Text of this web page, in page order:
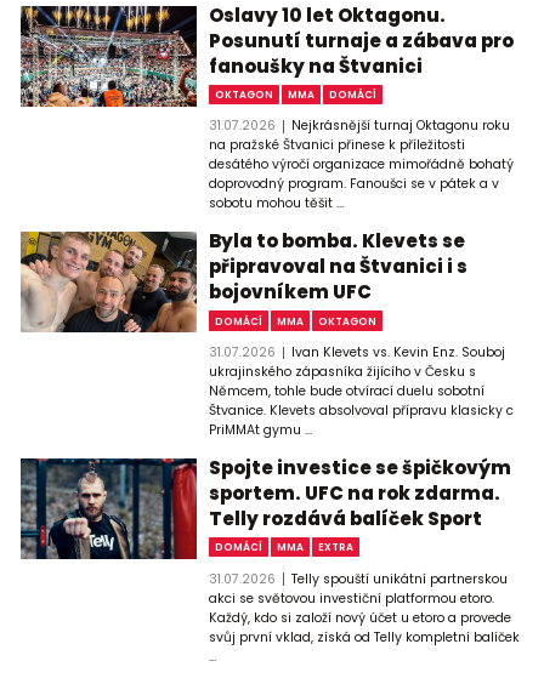
Oslavy 10 let Oktagonu.
Posunutí turnaje a zábava pro
fanoušky na Štvanici
OKTAGON MMA DOMÁCÍ
31.07.2026
Nejkrásnější turnaj Oktagonu roku
na pražské Štvanici přinese k příležitosti
desátého výročí organizace mimořádně bohatý
doprovodný program. Fanoušci se v pátek a v
sobotu mohou těšit ...
Byla to bomba. Klevets se
připravoval na Štvanici i s
bojovníkem UFC
DOMÁCÍ MMA OKTAGON
31.07.2026
Ivan Klevets vs. Kevin Enz. Souboj
ukrajinského zápasníka žijícího v Česku s
Němcem, tohle bude otvírací duelu sobotní
Štvanice. Klevets absolvoval přípravu klasicky c
PriMMAt gymu ...
Spojte investice se špičkovým
sportem. UFC na rok zdarma.
Telly rozdává balíček Sport
DOMÁCÍ MMA EXTRA
31.07.2026
Telly spouští unikátní partnerskou
akci se světovou investiční platformou etoro.
Každý, kdo si založí nový účet u etoro a provede
svůj první vklad, získá od Telly kompletní balíček
...